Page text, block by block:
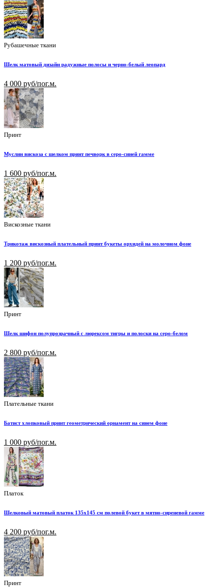
Рубашечные ткани
Шелк матовый дизайн радужные полосы и черно-белый леопард
4 000 руб/пог.м.
Принт
Муслин вискоза с шелком принт печворк в серо-синей гамме
1 600 руб/пог.м.
Вискозные ткани
Трикотаж вискозный плательный принт букеты орхидей на молочном фоне
1 200 руб/пог.м.
Принт
Шелк шифон полупрозрачный с люрексом тигры и полоски на серо-белом
2 800 руб/пог.м.
Плательные ткани
Батист хлопковый принт геометрический орнамент на синем фоне
1 000 руб/пог.м.
Платок
Шелковый матовый платок 135х145 см полевой букет в мятно-сиреневой гамме
4 200 руб/пог.м.
Принт